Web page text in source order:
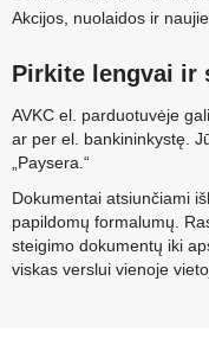
Akcijos, nuolaidos ir
Pirkite lengvai ir
AVKC el. parduotuvėje
ar per el. bankininkystę.
„Paysera.“
Dokumentai atsiunčiami
papildomų formalumų.
steigimo dokumentų iki
viskas verslui vienoje